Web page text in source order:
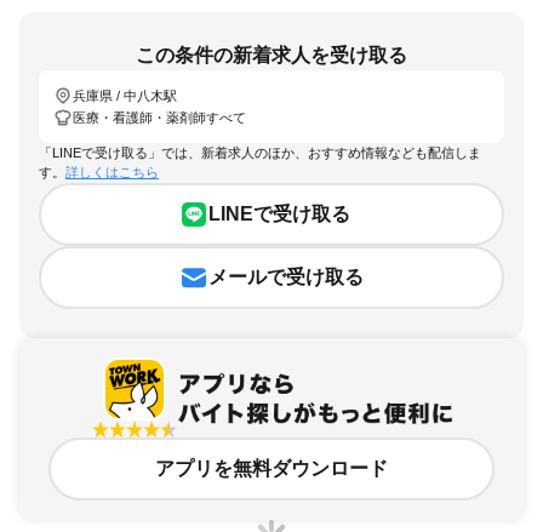
この条件の新着求人を受け取る
兵庫県 / 中八木駅
医療・看護師・薬剤師すべて
「LINEで受け取る」では、新着求人のほか、おすすめ情報なども配信しま
す。 詳しくはこちら
LINEで受け取る
メールで受け取る
アプリを無料ダウンロード